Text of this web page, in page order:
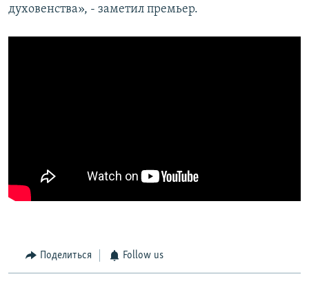
духовенства», - заметил премьер.
Поделиться Follow us